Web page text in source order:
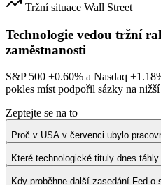
Tržní situace Wall Street
Technologie vedou tržní
zaměstnanosti
S&P 500 +0.60% a Nasdaq
pokles míst podpořil sázky na nižší
Zeptejte se na to
Proč v USA v červenci ubylo
Které technologické tituly dnes táhly
Kdy proběhne další zasedání Fed o